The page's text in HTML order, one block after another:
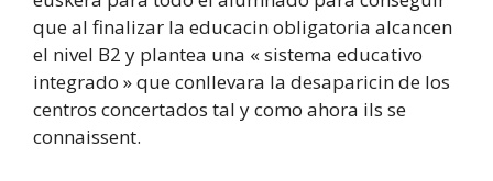
que al finalizar la educacin obligatoria alcancen
el nivel B2 y plantea una « sistema educativo
integrado » que conllevara la desaparicin de los
centros concertados tal y como ahora ils se
connaissent.